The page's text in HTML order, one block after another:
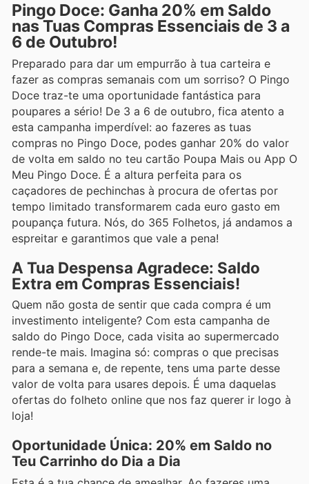
Pingo Doce: Ganha 20% em Saldo
nas Tuas Compras Essenciais de 3 a
6 de Outubro!
Preparado para dar um empurrão à tua carteira e
fazer as compras semanais com um sorriso? O Pingo
Doce traz-te uma oportunidade fantástica para
poupares a sério! De 3 a 6 de outubro, fica atento a
esta campanha imperdível: ao fazeres as tuas
compras no Pingo Doce, podes ganhar 20% do valor
de volta em saldo no teu cartão Poupa Mais ou App O
Meu Pingo Doce. É a altura perfeita para os
caçadores de pechinchas à procura de ofertas por
tempo limitado transformarem cada euro gasto em
poupança futura. Nós, do 365 Folhetos, já andamos a
espreitar e garantimos que vale a pena!
A Tua Despensa Agradece: Saldo
Extra em Compras Essenciais!
Quem não gosta de sentir que cada compra é um
investimento inteligente? Com esta campanha de
saldo do Pingo Doce, cada visita ao supermercado
rende-te mais. Imagina só: compras o que precisas
para a semana e, de repente, tens uma parte desse
valor de volta para usares depois. É uma daquelas
ofertas do folheto online que nos faz querer ir logo à
loja!
Oportunidade Única: 20% em Saldo no
Teu Carrinho do Dia a Dia